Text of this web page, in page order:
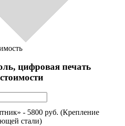
цифровая печать
- 5800 руб. (Крепление
стали)